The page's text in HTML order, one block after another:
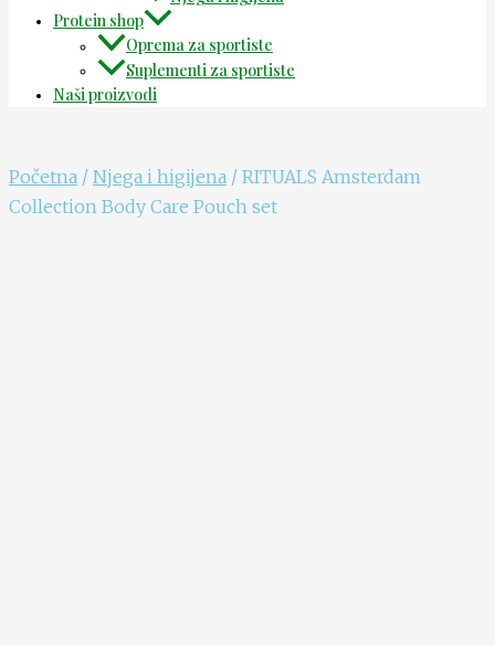
Protein shop
Oprema za sportiste
Suplementi za sportiste
Naši proizvodi
Početna / Njega i higijena / RITUALS Amsterdam
Collection Body Care Pouch set